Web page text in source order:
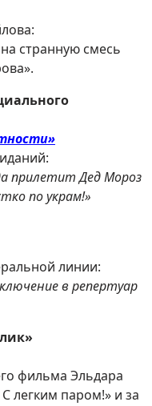
странную смесь
прилетит Дед Мороз
по украм!»
линии:
в репертуар
фильма Эльдара
легким паром!» и за